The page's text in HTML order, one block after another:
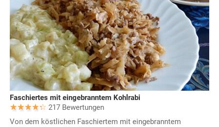
Faschiertes mit eingebranntem Kohlrabi
217 Bewertungen
Von dem köstlichen Faschiertem mit eingebranntem